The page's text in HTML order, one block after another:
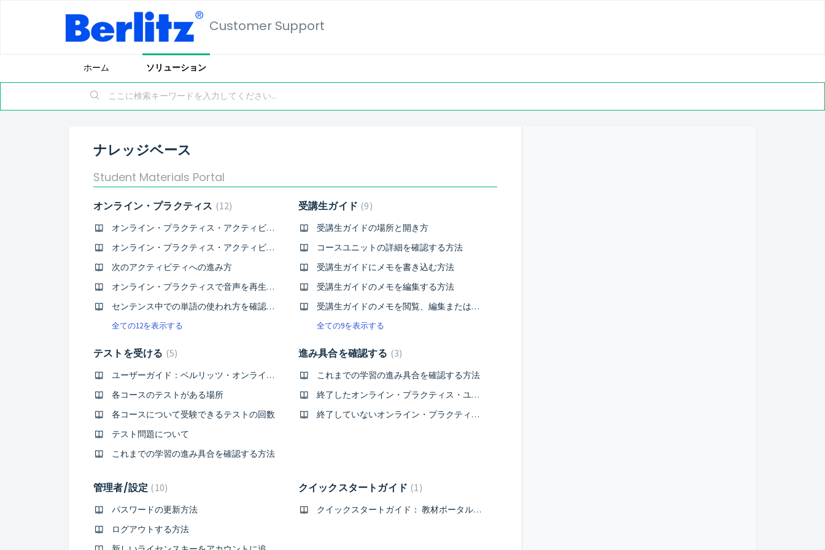
Customer Support
ホーム ソリューション
ナレッジベース
Student Materials Portal
オンライン・プラクティス 12
オンライン・プラクティス・アクティビティへのアクセス方法
オンライン・プラクティス・アクティビティの選択方法
次のアクティビティへの進み方
オンライン・プラクティスで音声を再生する方法
センテンス中での単語の使われ方を確認する方法
全ての12を表示する
受講生ガイド 9
受講生ガイドの場所と開き方
コースユニットの詳細を確認する方法
受講生ガイドにメモを書き込む方法
受講生ガイドのメモを編集する方法
受講生ガイドのメモを閲覧、編集または削除する方法
全ての9を表示する
テストを受ける 5
ユーザーガイド：ベルリッツ・オンラインCURRICULUM TEST
各コースのテストがある場所
各コースについて受験できるテストの回数
テスト問題について
これまでの学習の進み具合を確認する方法
進み具合を確認する 3
これまでの学習の進み具合を確認する方法
終了したオンライン・プラクティス・ユニットのスコアを確認する方法
終了していないオンライン・プラクティスのユニットだけを閲覧する方法
管理者/設定 10
パスワードの更新方法
ログアウトする方法
クイックスタートガイド 1
クイックスタートガイド： 教材ポータルサイト